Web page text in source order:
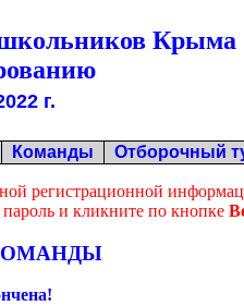
Крыма
г.
Команды Отборочный
регистрационной
пароль и кликните по кнопке